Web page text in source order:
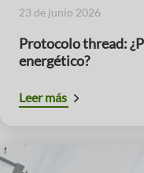
23 de junio 2026
Protocolo thread:
energético?
Leer más